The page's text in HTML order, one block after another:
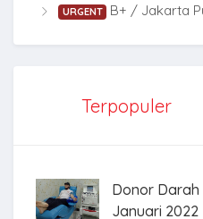
URGENT B+ / Jakarta
Terpopuler
Donor Darah
Januari 2022